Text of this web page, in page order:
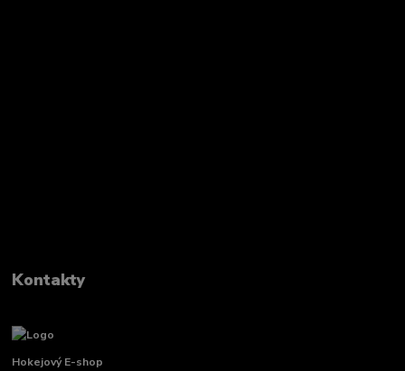
Kontakty
Hokejový E-shop